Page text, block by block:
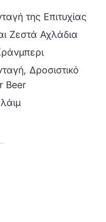
της Επιτυχίας
Ζεστά Αχλάδια
Δροσιστικό
Beer